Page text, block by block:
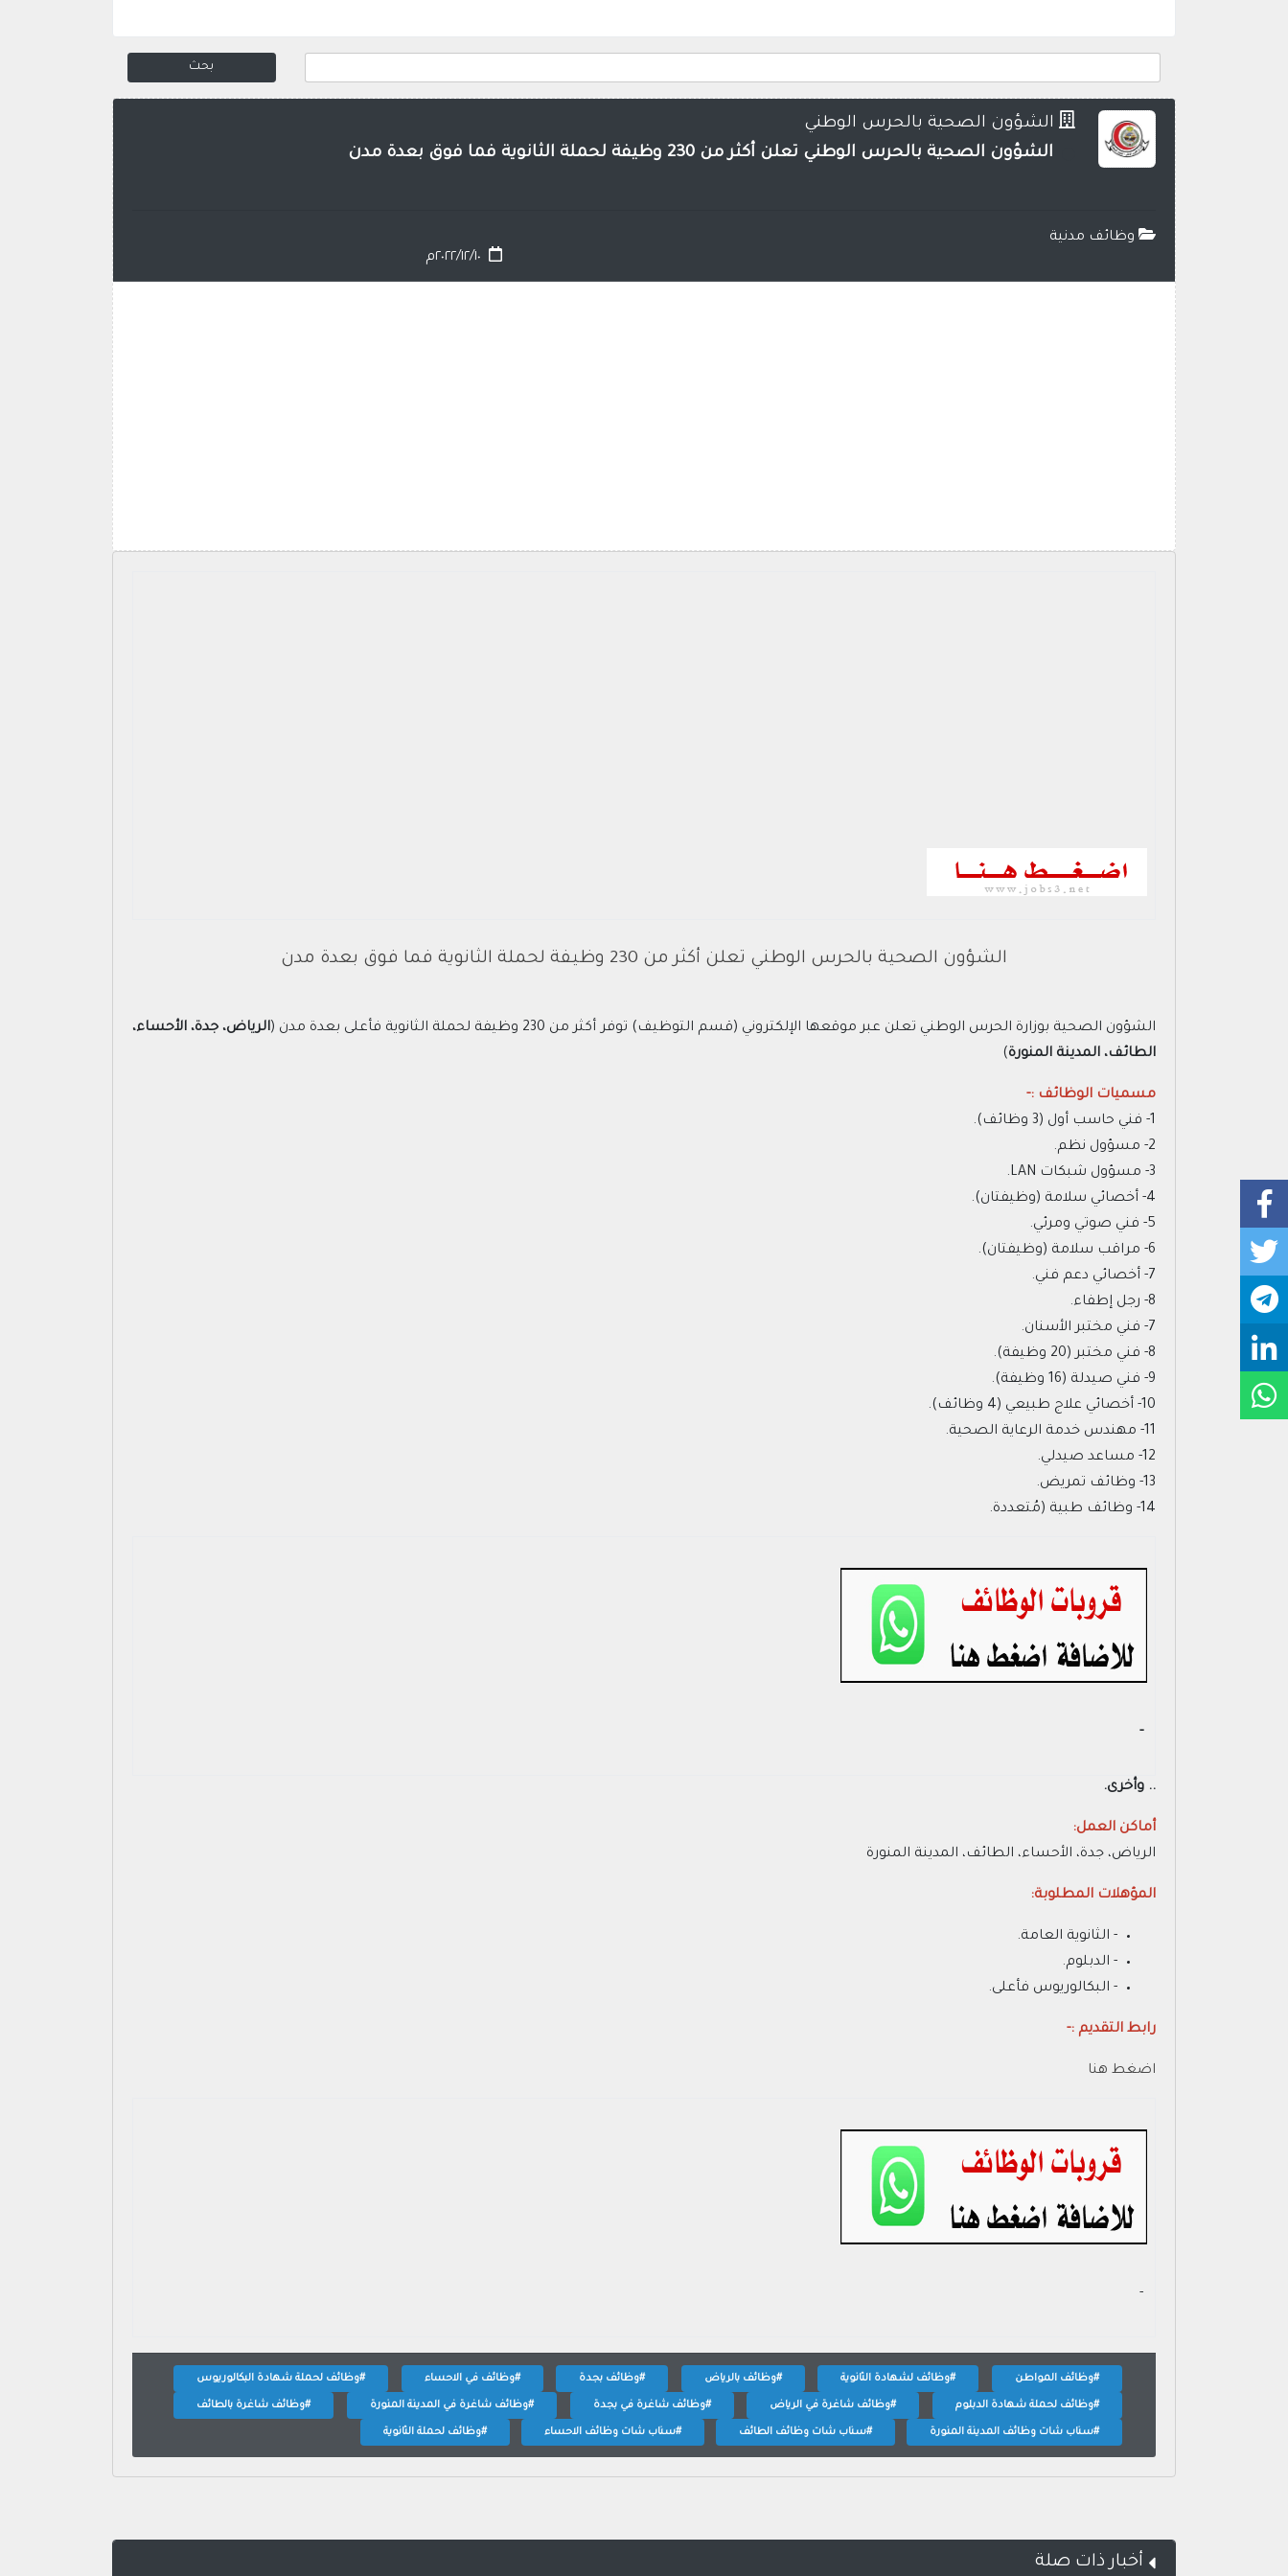
الشؤون الصحية بالحرس الوطني
الشؤون الصحية بالحرس الوطني تعلن أكثر من 230 وظيفة لحملة الثانوية فما فوق بعدة مدن
وظائف مدنية
٢٠٢٢/١٢/١٠م
الشؤون الصحية بالحرس الوطني تعلن أكثر من 230 وظيفة لحملة الثانوية فما فوق بعدة مدن
الشؤون الصحية بوزارة الحرس الوطني تعلن عبر موقعها الإلكتروني (قسم التوظيف) توفر أكثر من 230 وظيفة لحملة الثانوية فأعلى بعدة مدن (
الرياض، جدة، الأحساء،
الطائف، المدينة المنورة)
مسميات الوظائف :-
1- فني حاسب أول (3 وظائف).
2- مسؤول نظم.
3- مسؤول شبكات LAN.
4- أخصائي سلامة (وظيفتان).
5- فني صوتي ومرئي.
6- مراقب سلامة (وظيفتان).
7- أخصائي دعم فني.
8- رجل إطفاء.
7- فني مختبر الأسنان.
8- فني مختبر (20 وظيفة).
9- فني صيدلة (16 وظيفة).
10- أخصائي علاج طبيعي (4 وظائف).
11- مهندس خدمة الرعاية الصحية.
12- مساعد صيدلي.
13- وظائف تمريض.
14- وظائف طبية (مُتعددة.
- ‏
.. وأخرى.
أماكن العمل:
الرياض، جدة، الأحساء، الطائف، المدينة المنورة
المؤهلات المطلوبة:
- الثانوية العامة.
- الدبلوم.
- البكالوريوس فأعلى.
رابط التقديم :-
اضغط هنا
- ‏
#وظائف المواطن #وظائف لشهادة الثانوية #وظائف بالرياض #وظائف بجدة #وظائف في الاحساء #وظائف لحملة شهادة البكالوريوس
#وظائف لحملة شهادة الدبلوم #وظائف شاغرة في الرياض #وظائف شاغرة في بجدة #وظائف شاغرة في المدينة المنورة #وظائف شاغرة بالطائف
#سناب شات وظائف المدينة المنورة #سناب شات وظائف الطائف #سناب شات وظائف الاحساء #وظائف لحملة الثانوية
أخبار ذات صلة